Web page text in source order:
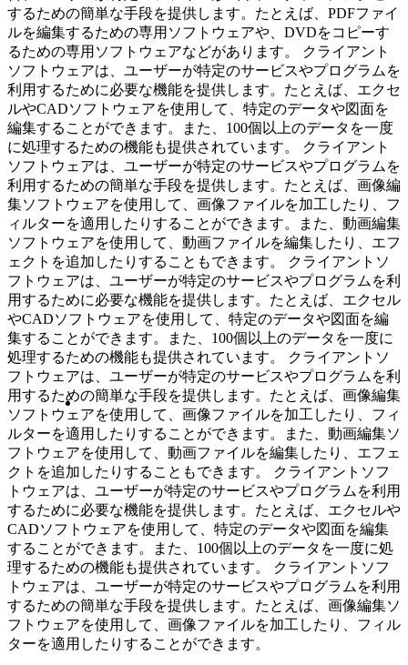
するための簡単な手段を提供します。たとえば、PDFファイ
ルを編集するための専用ソフトウェアや、DVDをコピーす
るための専用ソフトウェアなどがあります。 クライアント
ソフトウェアは、ユーザーが特定のサービスやプログラムを
利用するために必要な機能を提供します。たとえば、エクセ
ルやCADソフトウェアを使用して、特定のデータや図面を
編集することができます。また、100個以上のデータを一度
に処理するための機能も提供されています。 クライアント
ソフトウェアは、ユーザーが特定のサービスやプログラムを
利用するための簡単な手段を提供します。たとえば、画像編
集ソフトウェアを使用して、画像ファイルを加工したり、フ
ィルターを適用したりすることができます。また、動画編集
ソフトウェアを使用して、動画ファイルを編集したり、エフ
ェクトを追加したりすることもできます。 クライアントソ
フトウェアは、ユーザーが特定のサービスやプログラムを利
用するために必要な機能を提供します。たとえば、エクセル
やCADソフトウェアを使用して、特定のデータや図面を編
集することができます。また、100個以上のデータを一度に
処理するための機能も提供されています。 クライアントソ
フトウェアは、ユーザーが特定のサービスやプログラムを利
用するための簡単な手段を提供します。たとえば、画像編集
ソフトウェアを使用して、画像ファイルを加工したり、フィ
ルターを適用したりすることができます。また、動画編集ソ
フトウェアを使用して、動画ファイルを編集したり、エフェ
クトを追加したりすることもできます。 クライアントソフ
トウェアは、ユーザーが特定のサービスやプログラムを利用
するために必要な機能を提供します。たとえば、エクセルや
CADソフトウェアを使用して、特定のデータや図面を編集
することができます。また、100個以上のデータを一度に処
理するための機能も提供されています。 クライアントソフ
トウェアは、ユーザーが特定のサービスやプログラムを利用
するための簡単な手段を提供します。たとえば、画像編集ソ
フトウェアを使用して、画像ファイルを加工したり、フィル
ターを適用したりすることができます。